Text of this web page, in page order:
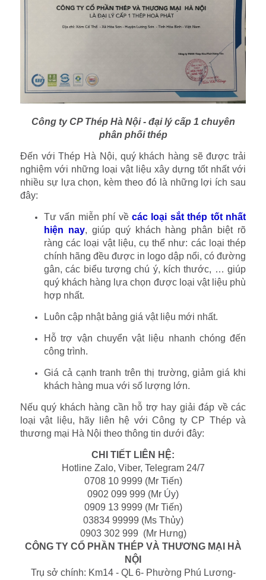
Công ty CP Thép Hà Nội - đại lý cấp 1 chuyên
phân phối thép
Đến với Thép Hà Nội, quý khách hàng sẽ được trải
nghiệm với những loại vật liệu xây dựng tốt nhất với
nhiều sự lựa chọn, kèm theo đó là những lợi ích sau
đây:
Tư vấn miễn phí về các loại sắt thép tốt nhất
hiện nay, giúp quý khách hàng phân biệt rõ
ràng các loại vật liệu, cụ thể như: các loại thép
chính hãng đều được in logo dập nổi, có đường
gân, các biểu tượng chú ý, kích thước, … giúp
quý khách hàng lựa chọn được loại vật liệu phù
hợp nhất.
Luôn cập nhật bảng giá vật liệu mới nhất.
Hỗ trợ vận chuyển vật liệu nhanh chóng đến
công trình.
Giá cả cạnh tranh trên thị trường, giảm giá khi
khách hàng mua với số lượng lớn.
Nếu quý khách hàng cần hỗ trợ hay giải đáp về các
loại vật liệu, hãy liên hệ với Công ty CP Thép và
thương mại Hà Nội theo thông tin dưới đây:
CHI TIẾT LIÊN HỆ:
Hotline Zalo, Viber, Telegram 24/7
0708 10 9999 (Mr Tiến)
0902 099 999 (Mr Úy)
0909 13 9999 (Mr Tiến)
03834 99999 (Ms Thủy)
0903 302 999 (Mr Hưng)
CÔNG TY CỔ PHẦN THÉP VÀ THƯƠNG MẠI HÀ
NỘI
Trụ sở chính: Km14 - QL 6- Phường Phú Lương-